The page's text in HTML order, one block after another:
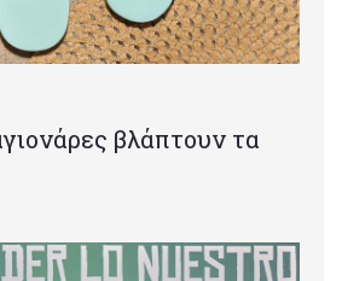
βλάπτουν τα